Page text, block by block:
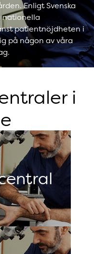
Enligt Svenska
nationella
patientnöjdheten i
på någon av våra
i